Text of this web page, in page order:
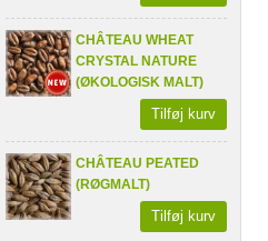
CHÂTEAU WHEAT
CRYSTAL NATURE
(ØKOLOGISK MALT)
Tilføj kurv
CHÂTEAU PEATED
(RØGMALT)
Tilføj kurv